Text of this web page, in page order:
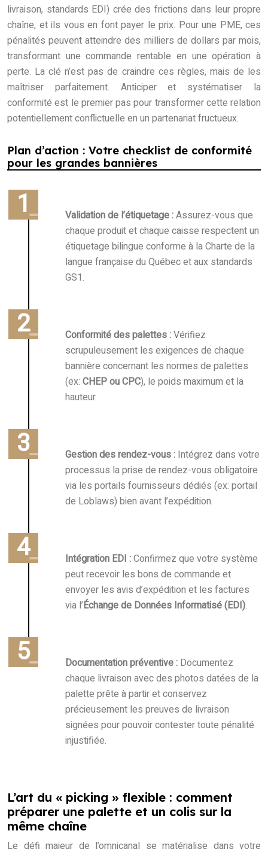
livraison, standards EDI) crée des frictions dans leur propre
chaîne, et ils vous en font payer le prix. Pour une PME, ces
pénalités peuvent atteindre des milliers de dollars par mois,
transformant une commande rentable en une opération à
perte. La clé n’est pas de craindre ces règles, mais de les
maîtriser parfaitement. Anticiper et systématiser la
conformité est le premier pas pour transformer cette relation
potentiellement conflictuelle en un partenariat fructueux.
Plan d’action : Votre checklist de conformité
pour les grandes bannières
Validation de l’étiquetage :Assurez-vous que
chaque produit et chaque caisse respectent un
étiquetage bilingue conforme à la Charte de la
langue française du Québec et aux standards
GS1.
Conformité des palettes :Vérifiez
scrupuleusement les exigences de chaque
bannière concernant les normes de palettes
(ex: CHEP ou CPC), le poids maximum et la
hauteur.
Gestion des rendez-vous : Intégrez dans votre
processus la prise de rendez-vous obligatoire
via les portails fournisseurs dédiés (ex: portail
de Loblaws) bien avant l’expédition.
Intégration EDI :Confirmez que votre système
peut recevoir les bons de commande et
envoyer les avis d’expédition et les factures
via l’Échange de Données Informatisé (EDI).
Documentation préventive : Documentez
chaque livraison avec des photos datées de la
palette prête à partir et conservez
précieusement les preuves de livraison
signées pour pouvoir contester toute pénalité
injustifiée.
L’art du « picking » flexible : comment
préparer une palette et un colis sur la
même chaîne
Le défi majeur de l’omnicanal se matérialise dans votre